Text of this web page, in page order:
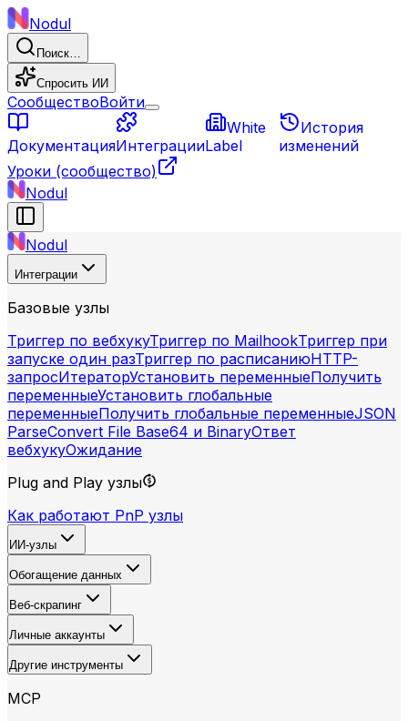
Nodul
Поиск…
Спросить ИИ
СообществоВойти
ДокументацияИнтеграции
White
Label
История
изменений
Уроки (сообщество)
Nodul
Nodul
Интеграции
Базовые узлы
Триггер по вебхукуТриггер по MailhookТриггер при
запуске один разТриггер по расписаниюHTTP-
запросИтераторУстановить переменныеПолучить
переменныеУстановить глобальные
переменныеПолучить глобальные переменныеJSON
ParseConvert File Base64 и BinaryОтвет
вебхукуОжидание
Plug and Play узлы
Как работают PnP узлы
ИИ-узлы
Обогащение данных
Веб-скрапинг
Личные аккаунты
Другие инструменты
MCP